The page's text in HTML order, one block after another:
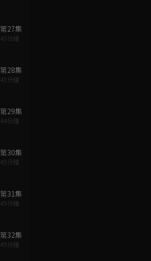
第27集
45分鐘
第28集
45分鐘
第29集
44分鐘
第30集
45分鐘
第31集
45分鐘
第32集
45分鐘